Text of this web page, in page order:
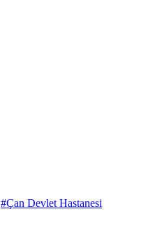
#Çan Devlet Hastanesi